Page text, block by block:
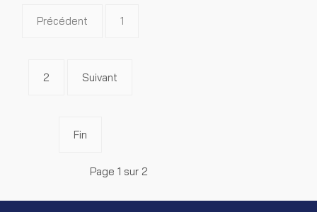
Précédent 1
2 Suivant
Fin
Page 1 sur 2